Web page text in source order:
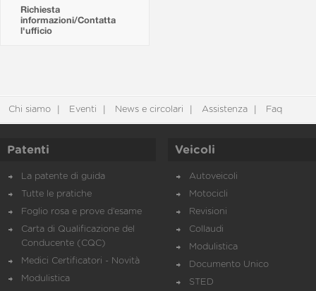
Richiesta
informazioni/Contatta
l'ufficio
Chi siamo Eventi News e circolari Assistenza Faq
Patenti
La patente di guida
Tutte le pratiche
Foglio rosa e prove d’esame
Carta di Qualificazione del
Conducente (CQC)
Medici Certificatori - Novità
Modulistica
Veicoli
Autoveicoli
Motocicli
Revisioni
Collaudi
Modulistica
Documento Unico
STED